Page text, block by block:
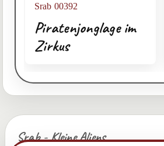
Srab 00392
Piratenjonglage im
Zirkus
Srab - Kleine Aliens